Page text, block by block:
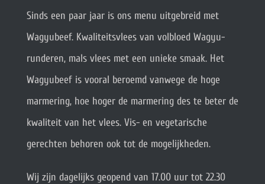
Sinds een paar jaar is ons menu uitgebreid met
Wagyubeef. Kwaliteitsvlees van volbloed Wagyu-
runderen, mals vlees met een unieke smaak. Het
Wagyubeef is vooral beroemd vanwege de hoge
marmering, hoe hoger de marmering des te beter de
kwaliteit van het vlees. Vis- en vegetarische
gerechten behoren ook tot de mogelijkheden.
Wij zijn dagelijks geopend van 17.00 uur tot 22.30